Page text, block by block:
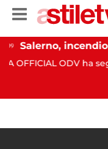
Salerno, incendio vicino ad un traliccio: tempestivi i soccorsi
ha segnalato al 115 un